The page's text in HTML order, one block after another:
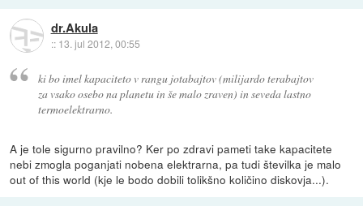
dr.Akula
:: 13. jul 2012, 00:55
ki bo imel kapaciteto v rangu jotabajtov (milijardo terabajtov
za vsako osebo na planetu in še malo zraven) in seveda lastno
termoelektrarno.
A je tole sigurno pravilno? Ker po zdravi pameti take kapacitete
nebi zmogla poganjati nobena elektrarna, pa tudi številka je malo
out of this world (kje le bodo dobili tolikšno količino diskovja...).